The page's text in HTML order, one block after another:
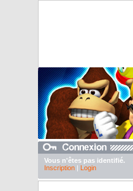
Vous n'êtes pas identifié.
Inscription| Login